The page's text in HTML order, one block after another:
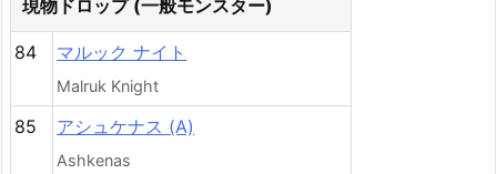
現物ドロップ (一般モンスター)
84 マルック ナイト
Malruk Knight
85 アシュケナス (A)
Ashkenas